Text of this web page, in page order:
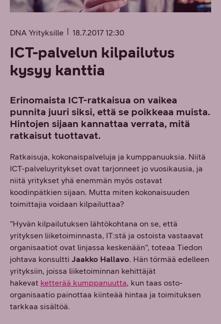
DNA Yrityksille 18.7.2017 12:30
ICT-palvelun kilpailutus
kysyy kanttia
Erinomaista ICT-ratkaisua on vaikea
punnita juuri siksi, että se poikkeaa muista.
Hintojen sijaan kannattaa verrata, mitä
ratkaisut tuottavat.
Ratkaisuja, kokonaispalveluja ja kumppanuuksia. Niitä
ICT-palveluyritykset ovat tarjonneet jo vuosikausia, ja
niitä yritykset yhä enemmän myös ostavat
koodinpätkien sijaan. Mutta miten kokonaisuuden
toimittajia voidaan kilpailuttaa?
”Hyvän kilpailutuksen lähtökohtana on se, että
yrityksen liiketoiminnasta, IT:stä ja ostoista vastaavat
organisaatiot ovat linjassa keskenään”, toteaa Tiedon
johtava konsultti Jaakko Hallavo. Hän törmää edelleen
yrityksiin, joissa liiketoiminnan kehittäjät
hakevat ketterää kumppanuutta, kun taas osto-
organisaatio painottaa kiinteää hintaa ja toimituksen
tarkkaa sisältöä.